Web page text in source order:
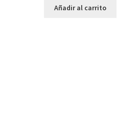
Añadir al carrito